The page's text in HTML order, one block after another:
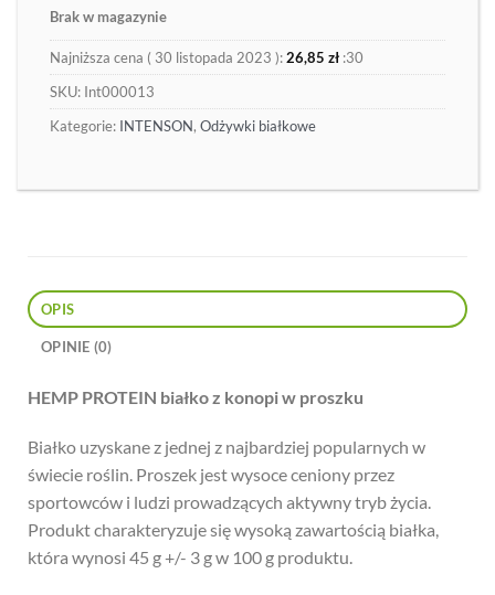
Brak w magazynie
Najniższa cena ( 30 listopada 2023 ):26,85 zł :30
SKU: Int000013
Kategorie: INTENSON, Odżywki białkowe
OPIS
OPINIE (0)
HEMP PROTEIN białko z konopi w proszku
Białko uzyskane z jednej z najbardziej popularnych w
świecie roślin. Proszek jest wysoce ceniony przez
sportowców i ludzi prowadzących aktywny tryb życia.
Produkt charakteryzuje się wysoką zawartością białka,
która wynosi 45 g +/- 3 g w 100 g produktu.